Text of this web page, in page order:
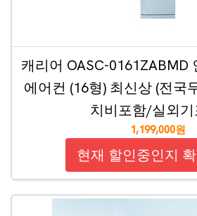
캐리어 OASC-0161ZABMD
에어컨 (16형) 최신상 (전국
치비포함/실외기
1,199,000원
현재 할인중인지